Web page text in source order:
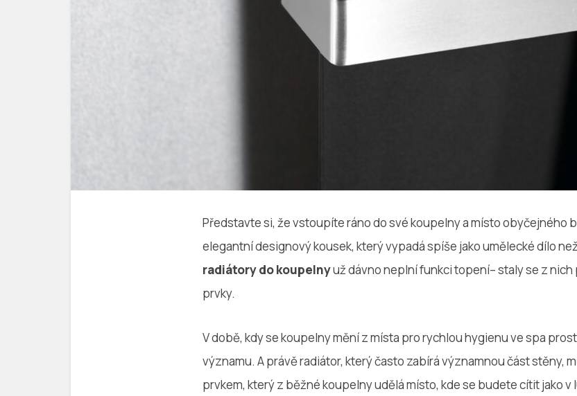
Představte si, že vstoupíte ráno do své koupelny a místo obyčejného
elegantní designový kousek, který vypadá spíše jako umělecké dílo
radiátory do koupelnyuž dávno neplní funkci topení– staly se z
prvky.
V době, kdy se koupelny mění z místa pro rychlou hygienu ve spa
významu. A právě radiátor, který často zabírá významnou část stěny,
prvkem, který z běžné koupelny udělá místo, kde se budete cítit jako